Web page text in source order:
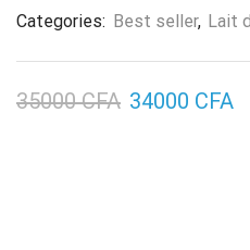
Categories: Best seller, Lait
35000CFA 34000 CFA